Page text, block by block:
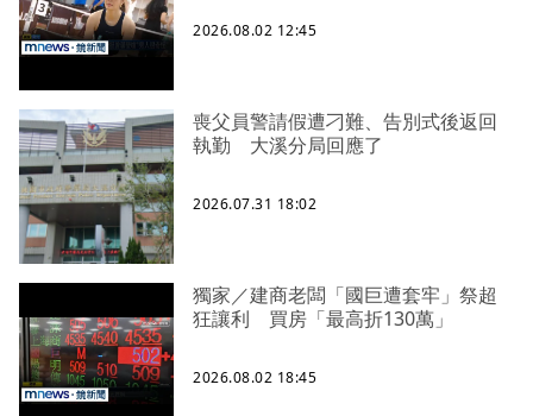
2026.08.02 12:45
喪父員警請假遭刁難、告別式後返回
執勤 大溪分局回應了
2026.07.31 18:02
獨家／建商老闆「國巨遭套牢」祭超
狂讓利 買房「最高折130萬」
2026.08.02 18:45